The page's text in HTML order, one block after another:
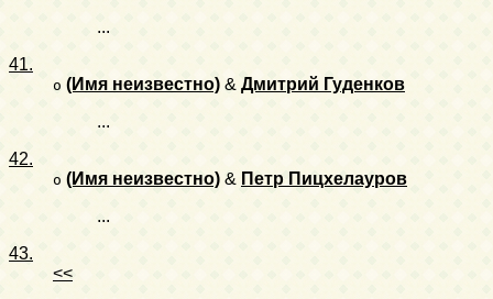
...
41.
o (Имя неизвестно) & Дмитрий Гуденков
...
42.
o (Имя неизвестно) & Петр Пицхелауров
...
43.
<<